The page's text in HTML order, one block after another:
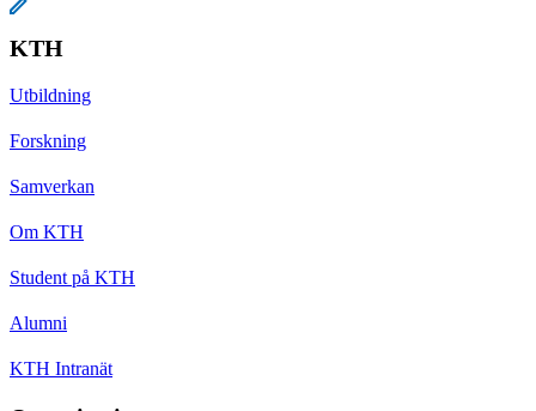
KTH
Utbildning
Forskning
Samverkan
Om KTH
Student på KTH
Alumni
KTH Intranät